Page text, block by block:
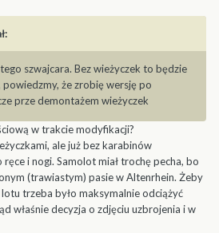
szwajcara. Bez wieżyczek to będzie
że zrobię wersję po
prze demontażem wieżyczek
w trakcie modyfikacji?
ale już bez karabinów
i nogi. Samolot miał trochę pecha, bo
(trawiastym) pasie w Altenrhein. Żeby
trzeba było maksymalnie odciążyć
właśnie decyzja o zdjęciu uzbrojenia i w